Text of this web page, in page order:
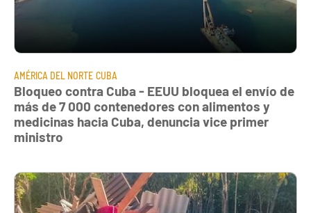
AMÉRICA DEL NORTE CUBA
Bloqueo contra Cuba - EEUU bloquea el envío de
más de 7 000 contenedores con alimentos y
medicinas hacia Cuba, denuncia vice primer
ministro